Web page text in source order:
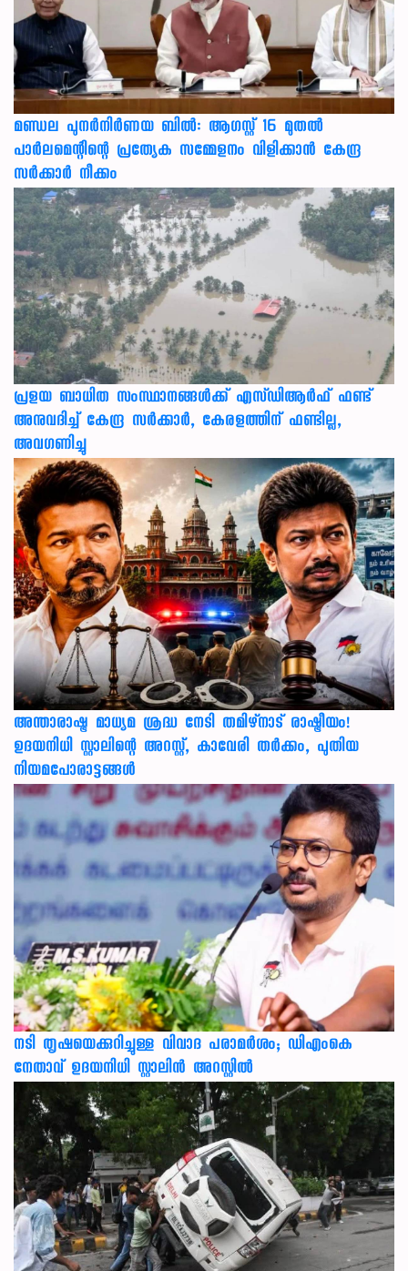
മണ്ഡല പുനർനിർണയ ബിൽ: ആഗസ്റ്റ് 16 മുതൽ
പാർലമെന്റിന്റെ പ്രത്യേക സമ്മേളനം വിളിക്കാൻ കേന്ദ്ര
സർക്കാർ നീക്കം
പ്രളയ ബാധിത സംസ്ഥാനങ്ങൾക്ക് എസ്ഡിആർഫ് ഫണ്ട്
അനുവദിച്ച് കേന്ദ്ര സര്‍ക്കാര്‍, കേരളത്തിന് ഫണ്ടില്ല,
അവഗണിച്ചു
അന്താരാഷ്ട്ര മാധ്യമ ശ്രദ്ധ നേടി തമിഴ്‌നാട് രാഷ്ട്രീയം!
ഉദയനിധി സ്റ്റാലിന്റെ അറസ്റ്റ്, കാവേരി തർക്കം, പുതിയ
നിയമപോരാട്ടങ്ങൾ
നടി തൃഷയെക്കുറിച്ചുള്ള വിവാദ പരാമർശം; ഡിഎംകെ
നേതാവ് ഉദയനിധി സ്റ്റാലിൻ അറസ്റ്റിൽ